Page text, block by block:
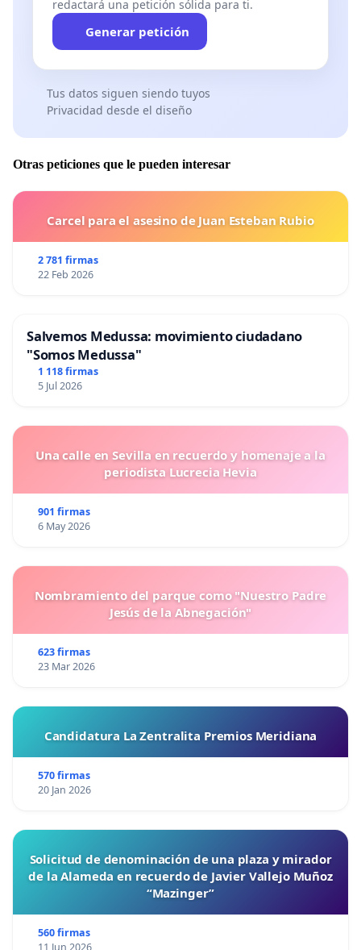
redactará una petición sólida para ti.
Generar petición
Tus datos siguen siendo tuyos
Privacidad desde el diseño
Otras peticiones que le pueden interesar
Carcel para el asesino de Juan Esteban Rubio
2 781 firmas
22 Feb 2026
Salvemos Medussa: movimiento ciudadano
"Somos Medussa"
1 118 firmas
5 Jul 2026
Una calle en Sevilla en recuerdo y homenaje a la
periodista Lucrecia Hevia
901 firmas
6 May 2026
Nombramiento del parque como "Nuestro Padre
Jesús de la Abnegación"
623 firmas
23 Mar 2026
Candidatura La Zentralita Premios Meridiana
570 firmas
20 Jan 2026
Solicitud de denominación de una plaza y mirador
de la Alameda en recuerdo de Javier Vallejo Muñoz
“Mazinger”
560 firmas